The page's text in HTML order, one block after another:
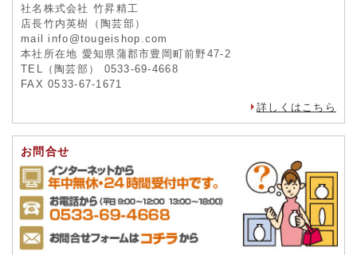
社名株式会社 竹昇精工
店長竹内英樹（陶芸部）
mail info@tougeishop.com
本社所在地 愛知県蒲郡市豊岡町前野47-2
TEL（陶芸部） 0533-69-4668
FAX 0533-67-1671
詳しくはこちら
お問合せ